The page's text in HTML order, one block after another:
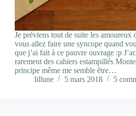
Je préviens tout de suite les amoureux
vous allez faire une syncope quand
que j’ai fait à ce pauvre ouvrage :p
rarement des cahiers estampillés
principe même me semble être…
lillune
5 mars 2018 5